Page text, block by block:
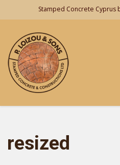
Stamped Concrete Cyprus
resized